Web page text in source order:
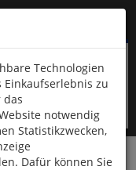
Technologien
zu
das
notwendig
Statistikzwecken,
Dafür können Sie